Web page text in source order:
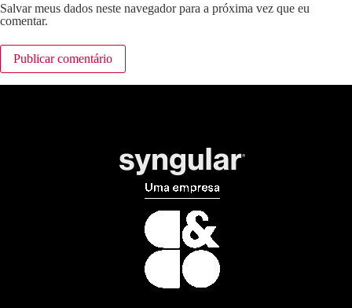
Salvar meus dados neste navegador para a próxima vez que eu
comentar.